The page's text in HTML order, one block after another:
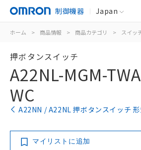
制御機器 Japan
ホーム > 商品情報 > 商品カテゴリ > スイッ
押ボタンスイッチ
A22NL-MGM-
WC
A22NN / A22NL 押ボタンスイッチ
マイリストに追加